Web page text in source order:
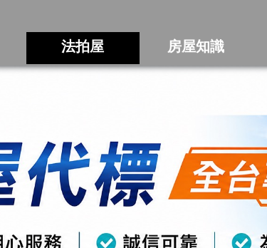
法拍屋 房屋知識